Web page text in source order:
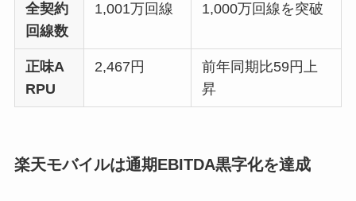
全契約
回線数
1,001万回線 1,000万回線を突破
正味A
RPU
2,467円
前年同期比59円上
昇
楽天モバイルは通期EBITDA黒字化を達成